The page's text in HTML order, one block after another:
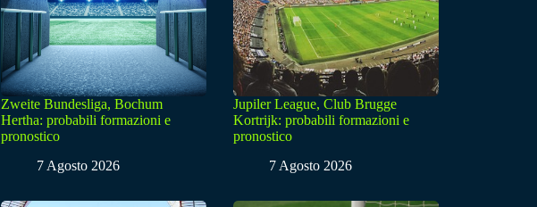
Zweite Bundesliga, Bochum
Hertha: probabili formazioni e
pronostico
7 Agosto 2026
Jupiler League, Club Brugge
Kortrijk: probabili formazioni e
pronostico
7 Agosto 2026